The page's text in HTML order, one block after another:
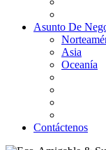
Asunto De
Asia
Oceanía
Contáctenos